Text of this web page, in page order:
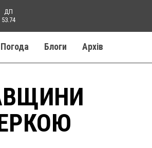
ДП
53.74
Погода Блоги Aрхів